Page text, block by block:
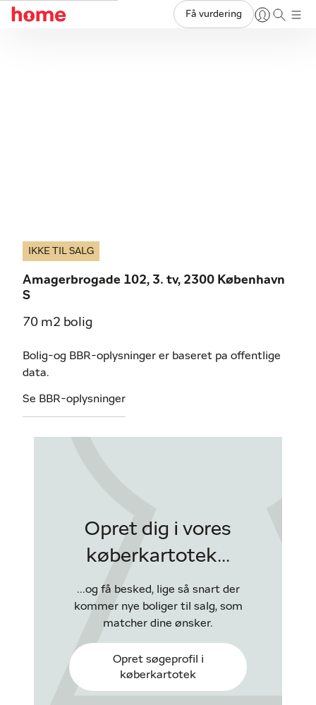
Få vurdering
IKKE TIL SALG
Amagerbrogade 102, 3. tv, 2300 København
S
70 m2 bolig
Bolig-og BBR-oplysninger er baseret pa offentlige
data.
Se BBR-oplysninger
Opret dig i vores
køberkartotek...
...og få besked, lige så snart der
kommer nye boliger til salg, som
matcher dine ønsker.
Opret søgeprofil i
køberkartotek